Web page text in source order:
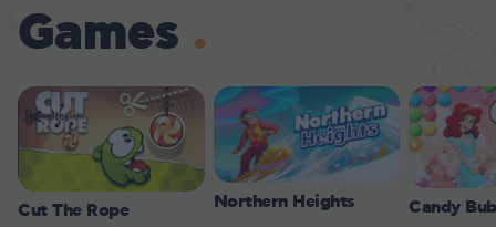
Games
Cut The Rope Northern Heights Candy